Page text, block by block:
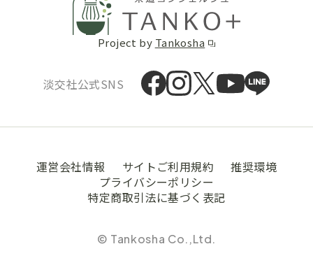
Project by Tankosha
淡交社公式SNS
運営会社情報 サイトご利用規約
推奨環境
プライバシーポリシー
特定商取引法に基づく表記
© Tankosha Co.,Ltd.